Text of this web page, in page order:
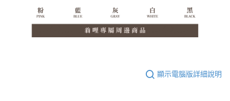
顯示電腦版詳細說明